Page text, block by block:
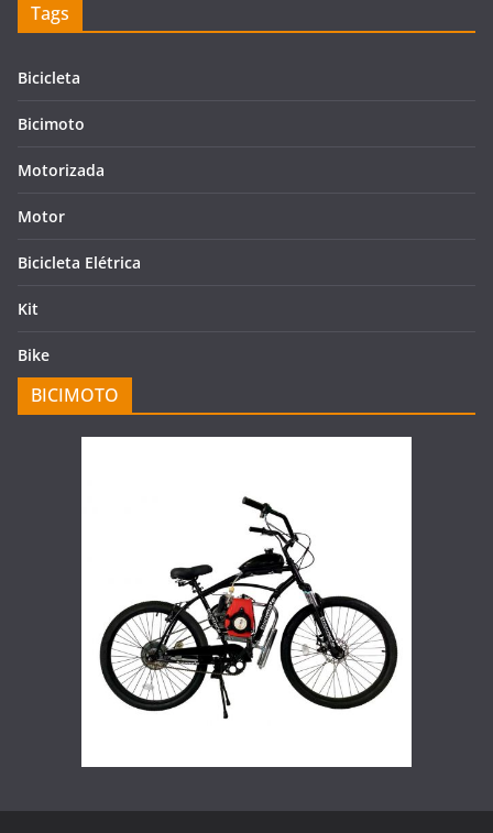
Tags
Bicicleta
Bicimoto
Motorizada
Motor
Bicicleta Elétrica
Kit
Bike
BICIMOTO